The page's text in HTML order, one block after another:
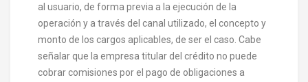
al usuario, de forma previa a la ejecución de la
operación y a través del canal utilizado, el concepto y
monto de los cargos aplicables, de ser el caso. Cabe
señalar que la empresa titular del crédito no puede
cobrar comisiones por el pago de obligaciones a